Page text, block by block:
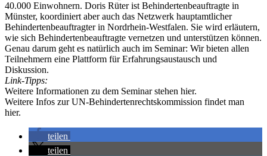
40.000 Einwohnern. Doris Rüter ist Behindertenbeauftragte in
Münster, koordiniert aber auch das Netzwerk hauptamtlicher
Behindertenbeauftragter in Nordrhein-Westfalen. Sie wird erläutern,
wie sich Behindertenbeauftragte vernetzen und unterstützen können.
Genau darum geht es natürlich auch im Seminar: Wir bieten allen
Teilnehmern eine Plattform für Erfahrungsaustausch und
Diskussion.
Link-Tipps:
Weitere Informationen zu dem Seminar stehen hier.
Weitere Infos zur UN-Behindertenrechtskommission findet man
hier.
teilen
teilen